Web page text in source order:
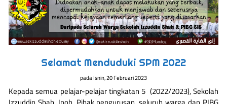
Selamat Menduduki SPM 2022
padaIsnin, 20 Februari 2023
Kepada semua pelajar-pelajar tingkatan 5 (2022/2023), Sekolah